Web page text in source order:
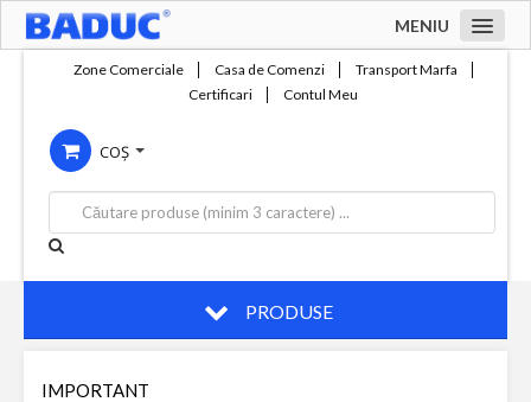
MENIU
Compania
Servicii
Productie
Contact
Zone Comerciale Casa de Comenzi
Transport Marfa
Certificari
Contul Meu
COȘ
PRODUSE
IMPORTANT